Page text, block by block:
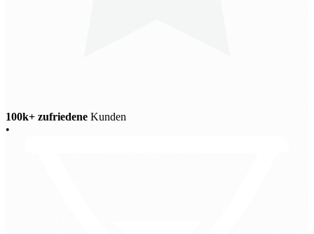
100k+ zufriedene Kunden
•